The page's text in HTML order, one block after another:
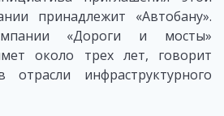
принадлежит «Автобану».
«Дороги и мосты»
около трех лет, говорит
инфраструктурного